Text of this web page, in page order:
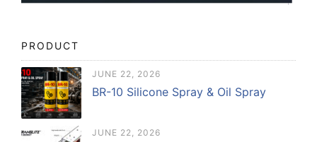
PRODUCT
JUNE 22, 2026
BR-10 Silicone Spray & Oil Spray
JUNE 22, 2026